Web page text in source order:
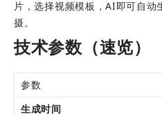
片，选择视频模板，AI即可自动
摄。
技术参数（速览）
参数
生成时间